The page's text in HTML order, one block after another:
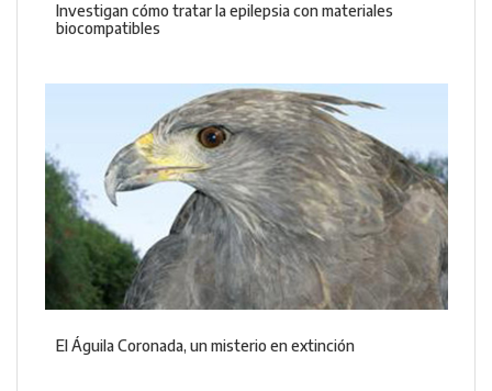
Investigan cómo tratar la epilepsia con materiales
biocompatibles
El Águila Coronada, un misterio en extinción